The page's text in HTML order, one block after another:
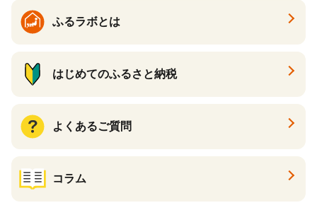
ふるラボとは
はじめてのふるさと納税
よくあるご質問
コラム